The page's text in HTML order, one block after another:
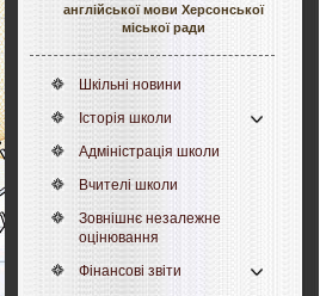
англійської мови Херсонської
міської ради
Шкільні новини
Історія школи
Адміністрація школи
Вчителі школи
Зовнішнє незалежне
оцінювання
Фінансові звіти